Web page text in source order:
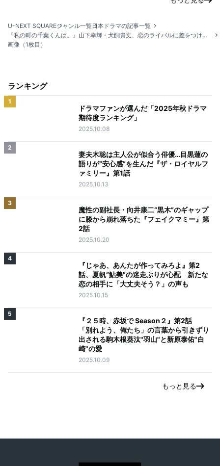
U-NEXT SQUAREジャンル一覧日本ドラマの記事一覧
『私の町の千葉くんは。』山下幸輝・⽝飼貴丈、恋のライバルに差をつけるアピールポイントは？
画像（1枚目）
ランキング
1
ドラマファンが選んだ「2025年秋ドラマ
期待度ランキング」
2025.10.08
2
妻夫木聡は主人公が似合う俳優…目黒蓮の
語りが“安心感”を生んだ『ザ・ロイヤルフ
ァミリー』第1話
2025.10.13
3
魔性の副社長・向井康二“黒木”のギャップ
に膝から崩れ落ちた『フェイクマミー』第
2話
2025.10.20
4
『じゃあ、あんたが作ってみろよ』第2
話、夏帆“鮎美”の迷走ぶりが心配 新たな
恋の相手に「大丈夫そう？」の声も
2025.10.15
5
『２５時、赤坂で Season２』第2話
「別れよう、俺たち」の言葉から引きずり
出される駒木根葵汰"羽山"と新原泰佑"白
崎"の愛
2025.10.09
もっと見る